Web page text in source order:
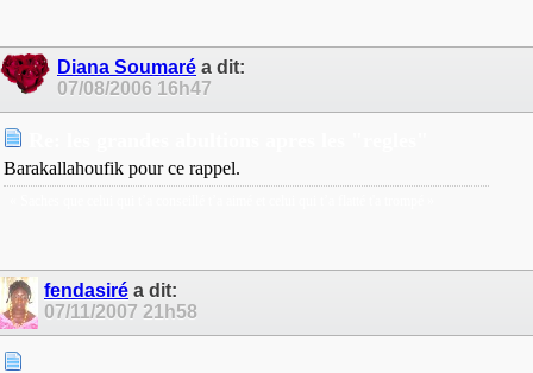
Diana Soumaré a dit:
07/08/2006 16h47
Barakallahoufik pour ce rappel.
fendasiré a dit:
07/11/2007 21h58